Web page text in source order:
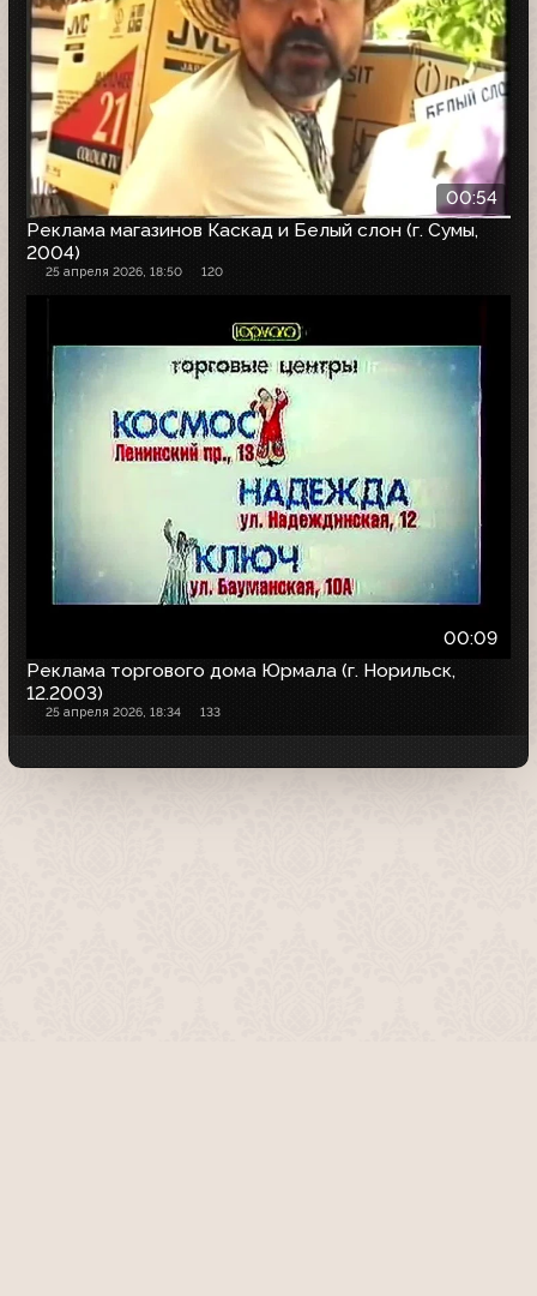
00:54
Реклама магазинов Каскад и Белый слон (г. Сумы,
2004)
25 апреля 2026, 18:50 120
00:09
Реклама торгового дома Юрмала (г. Норильск,
12.2003)
25 апреля 2026, 18:34 133